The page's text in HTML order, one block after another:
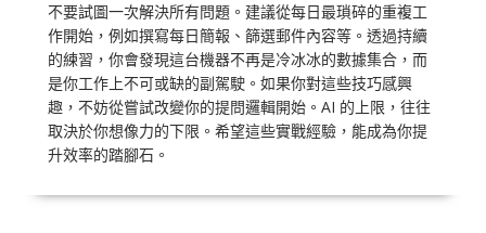
不要試圖一次解決所有問題。建議從每日最瑣碎的重複工
作開始，例如撰寫每日簡報、篩選郵件內容等。透過持續
的練習，你會發現這台機器不再是冷冰冰的數據集合，而
是你工作上不可或缺的副駕駛。如果你對這些技巧感興
趣，不妨從嘗試改變你的提問邏輯開始。AI 的上限，往往
取決於你想像力的下限。希望這些實戰經驗，能成為你提
升效率的踏腳石。